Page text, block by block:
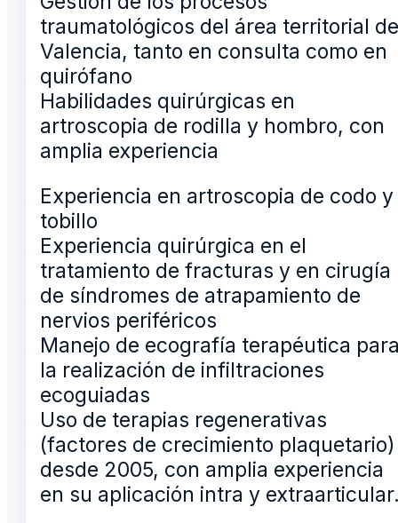
traumatológicos del área territorial de
Valencia, tanto en consulta como en
quirófano
Habilidades quirúrgicas en
artroscopia de rodilla y hombro, con
amplia experiencia
Experiencia en artroscopia de codo y
tobillo
Experiencia quirúrgica en el
tratamiento de fracturas y en cirugía
de síndromes de atrapamiento de
nervios periféricos
Manejo de ecografía terapéutica
la realización de infiltraciones
ecoguiadas
Uso de terapias regenerativas
(factores de crecimiento plaquetario)
desde 2005, con amplia experiencia
en su aplicación intra y